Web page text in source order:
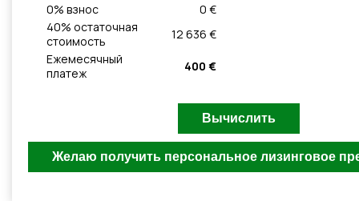
0% взнос
0 €
40% остаточная
стоимость
12 636 €
Ежемесячный
платеж
400 €